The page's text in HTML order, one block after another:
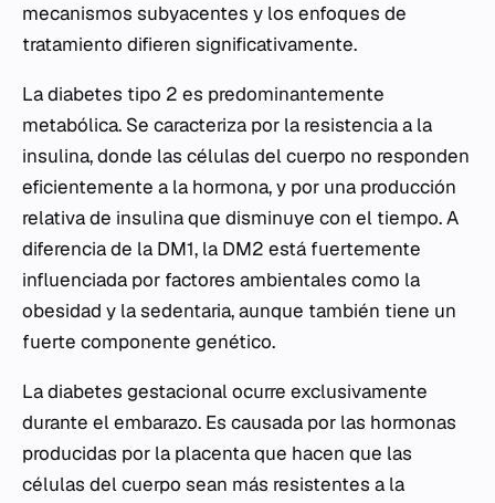
mecanismos subyacentes y los enfoques de
tratamiento difieren significativamente.
La diabetes tipo 2 es predominantemente
metabólica. Se caracteriza por la resistencia a la
insulina, donde las células del cuerpo no responden
eficientemente a la hormona, y por una producción
relativa de insulina que disminuye con el tiempo. A
diferencia de la DM1, la DM2 está fuertemente
influenciada por factores ambientales como la
obesidad y la sedentaria, aunque también tiene un
fuerte componente genético.
La diabetes gestacional ocurre exclusivamente
durante el embarazo. Es causada por las hormonas
producidas por la placenta que hacen que las
células del cuerpo sean más resistentes a la